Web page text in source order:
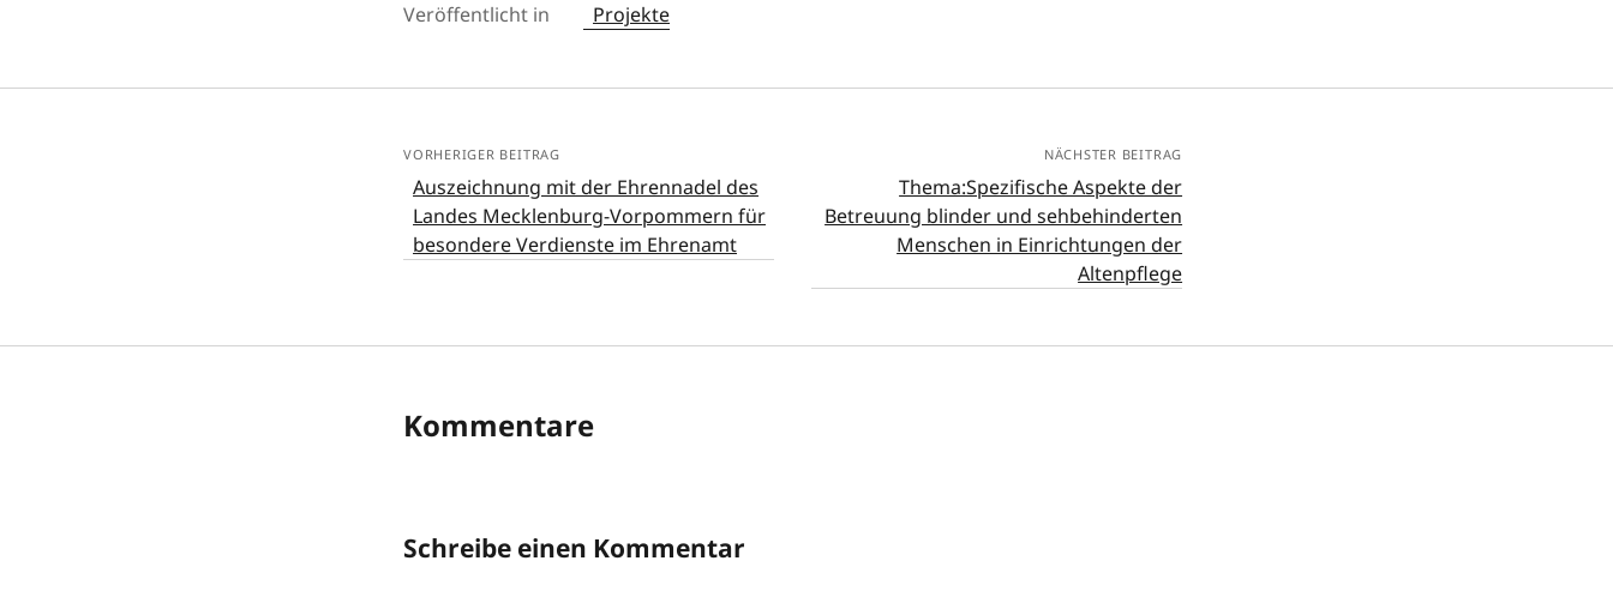
Veröffentlicht in Projekte
VORHERIGER BEITRAG
Auszeichnung mit der Ehrennadel des
Landes Mecklenburg-Vorpommern für
besondere Verdienste im Ehrenamt
NÄCHSTER BEITRAG
Thema:Spezifische Aspekte der
Betreuung blinder und sehbehinderten
Menschen in Einrichtungen der
Altenpflege
Kommentare
Schreibe einen Kommentar